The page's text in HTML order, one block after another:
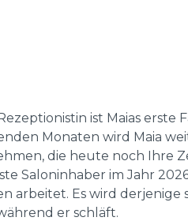
ist Maias erste
Monaten wird Maia
die heute noch Ihre
Saloninhaber im Jahr
arbeitet. Es wird derjenige
er schläft.